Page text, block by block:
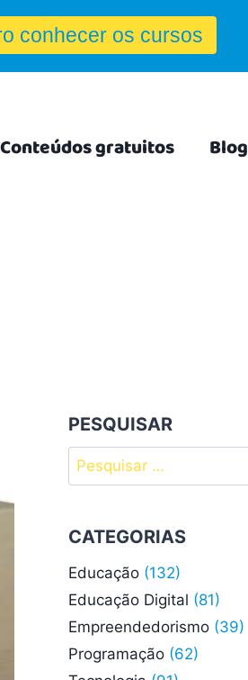
Conteúdos gratuitos Blog
PESQUISAR
Pesquisar
por:
CATEGORIAS
Educação(132)
Educação Digital (81)
Empreendedorismo(39)
Programação(62)